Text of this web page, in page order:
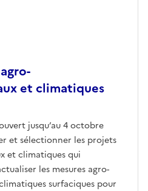
et climatiques
jusqu’au 4 octobre
et sélectionner les projets
et climatiques qui
les mesures agro-
surfaciques pour